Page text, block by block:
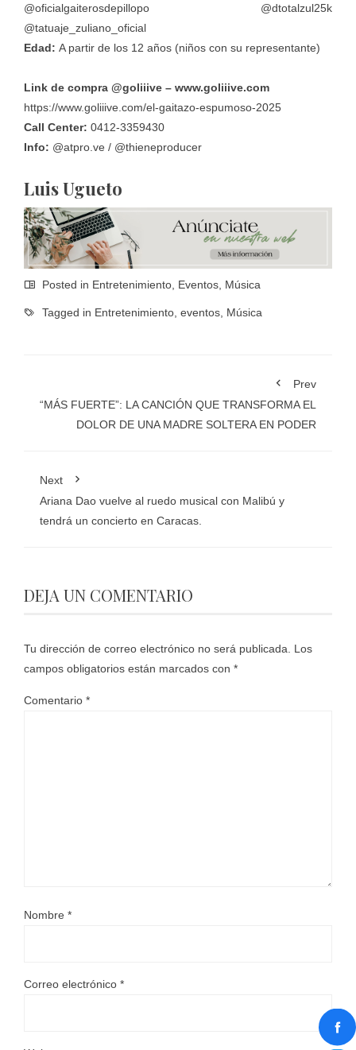
@oficialgaiterosdepillopo @dtotalzul25k
@tatuaje_zuliano_oficial
Edad: A partir de los 12 años (niños con su representante)
Link de compra @goliiive – www.goliiive.com
https://www.goliiive.com/el-gaitazo-espumoso-2025
Call Center: 0412-3359430
Info: @atpro.ve / @thieneproducer
Luis Ugueto
Posted in Entretenimiento Eventos Música
Tagged in Entretenimiento eventos Música
Prev
“MÁS FUERTE”: LA CANCIÓN QUE TRANSFORMA EL
DOLOR DE UNA MADRE SOLTERA EN PODER
Next
Ariana Dao vuelve al ruedo musical con Malibú y
tendrá un concierto en Caracas.
DEJA UN COMENTARIO
Tu dirección de correo electrónico no será publicada.
Los
campos obligatorios están marcados con *
Comentario *
Nombre *
Correo electrónico *